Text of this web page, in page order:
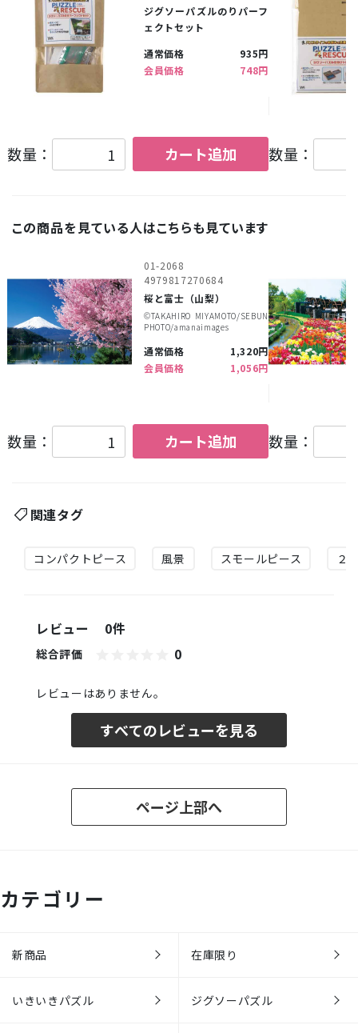
ジグソーパズルのりパーフ
ェクトセット
通常価格
935円
会員価格
748円
数量： カート追加 数量：
この商品を見ている人はこちらも見ています
01-2068
4979817270684
桜と富士（山梨）
©︎TAKAHIRO MIYAMOTO/SEBUN
PHOTO/amanaimages
通常価格
1,320円
会員価格
1,056円
数量： カート追加 数量：
関連タグ
コンパクトピース 風景 スモールピース ２
レビュー 0件
総合評価 0
レビューはありません。
すべてのレビューを見る
ページ上部へ
カテゴリー
新商品 在庫限り
いきいきパズル ジグソーパズル